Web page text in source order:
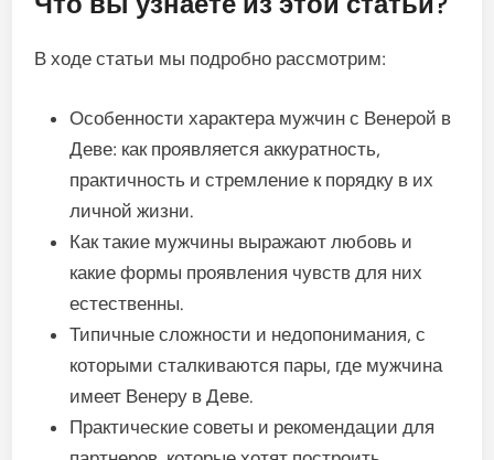
В ходе статьи мы подробно рассмотрим:
Особенности характера мужчин с Венерой в
Деве: как проявляется аккуратность,
практичность и стремление к порядку в их
личной жизни.
Как такие мужчины выражают любовь и
какие формы проявления чувств для них
естественны.
Типичные сложности и недопонимания, с
которыми сталкиваются пары, где мужчина
имеет Венеру в Деве.
Практические советы и рекомендации для